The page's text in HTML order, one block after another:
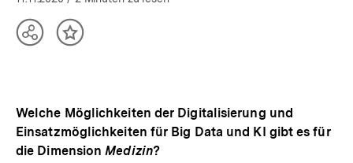
TeilenInhalt
Welche Möglichkeiten der Digitalisierung und
Einsatzmöglichkeiten für Big Data und KI gibt es für
die DimensionMedizin?